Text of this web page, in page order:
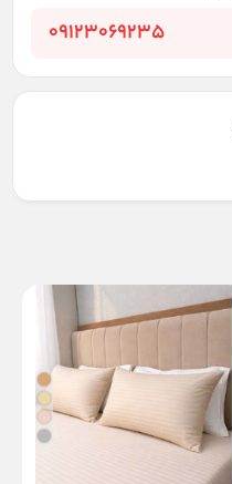
09123069235